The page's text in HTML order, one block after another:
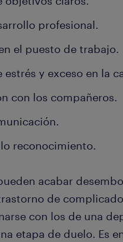
profesional.
el puesto de trabajo.
estrés y exceso en la
con los compañeros.
reconocimiento.
acabar
de
con los de una
etapa de duelo. Es